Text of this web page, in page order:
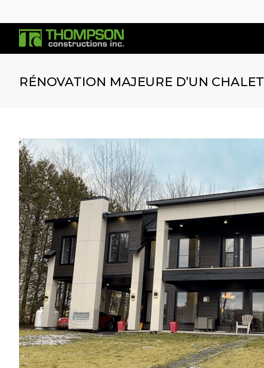
RÉNOVATION MAJEURE D’UN CHALET